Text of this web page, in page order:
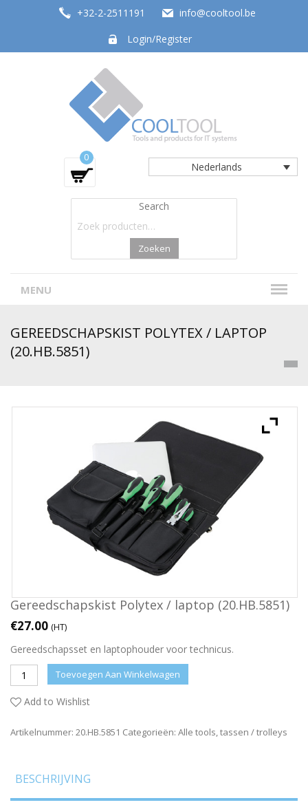
+32-2-2511191
info@cooltool.be
Login/Register
Tools and products for office systems
Nederlands
0
Search
Zoeken
MENU
GEREEDSCHAPSKIST POLYTEX / LAPTOP
(20.HB.5851)
Gereedschapskist Polytex / laptop (20.HB.5851)
€27.00 (HT)
Gereedschapsset en laptophouder voor technicus.
Toevoegen Aan Winkelwagen
Add to Wishlist
Artikelnummer: 20.HB.5851 Categorieën: Alle tools,tassen / trolleys
BESCHRIJVING